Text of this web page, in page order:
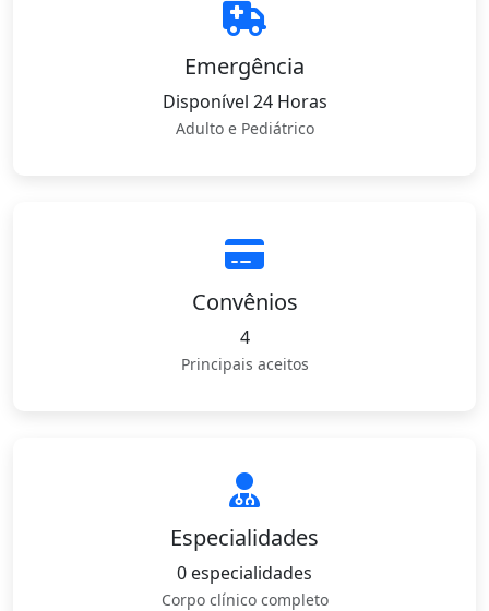
Emergência
Disponível 24 Horas
Adulto e Pediátrico
Convênios
4
Principais aceitos
Especialidades
0 especialidades
Corpo clínico completo